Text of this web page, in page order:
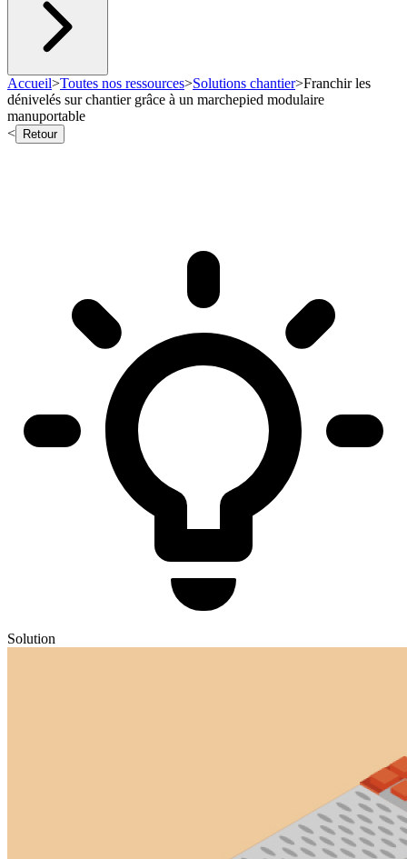
Accueil>Toutes nos ressources>Solutions chantier>Franchir les
dénivelés sur chantier grâce à un marchepied modulaire
manuportable
<
Retour
Solution